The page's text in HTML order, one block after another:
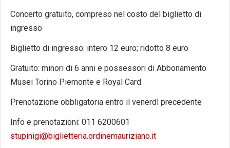
Concerto gratuito, compreso nel costo del biglietto di
ingresso
Biglietto di ingresso: intero 12 euro; ridotto 8 euro
Gratuito: minori di 6 anni e possessori di Abbonamento
Musei Torino Piemonte e Royal Card
Prenotazione obbligatoria entro il venerdì precedente
Info e prenotazioni: 011 6200601
stupinigi@biglietteria.ordinemauriziano.it